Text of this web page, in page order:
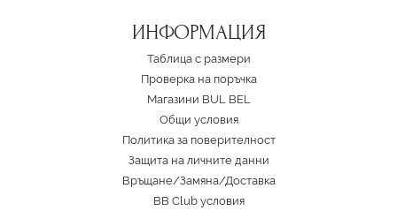
ИНФОРМАЦИЯ
Таблица с размери
Проверка на поръчка
Магазини BUL BEL
Oбщи условия
Политика за поверителност
Защита на личните данни
Връщане/Замяна/Доставка
BB Club условия